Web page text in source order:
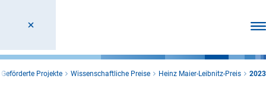
Geförderte Projekte Wissenschaftliche Preise Heinz Maier-Leibnitz-Preis 2023